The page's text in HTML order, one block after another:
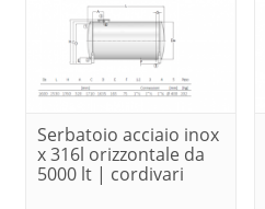
Serbatoio acciaio inox
x 316l orizzontale da
5000 lt | cordivari